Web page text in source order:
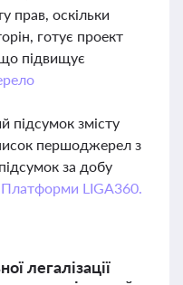
прав, оскільки
готує проект
що підвищує
підсумок змісту
першоджерел з
за добу
Платформи LIGA360.
легалізації